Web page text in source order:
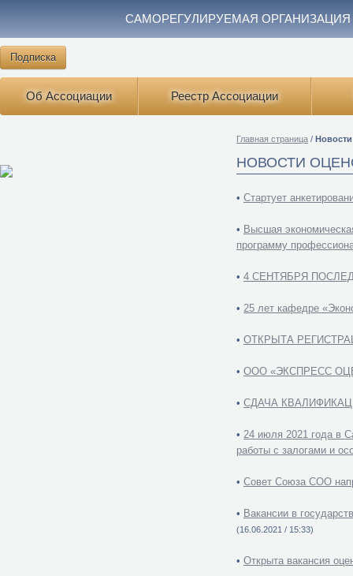
САМОРЕГУЛИРУЕМАЯ
Подписка
Об Ассоциации Реестр Ассоциации
Главная страница /
НОВОСТИ
• Стартует
• Высшая
программу
• 4 СЕНТЯБРЯ
• 25 лет кафедре
• ОТКРЫТА
• ООО «ЭКСПРЕСС
• СДАЧА
• 24 июля 2021 года в
работы с залогами и
• Совет Союза СОО
• Вакансии в
(16.06.2021 / 15:33)
• Открыта вакансия